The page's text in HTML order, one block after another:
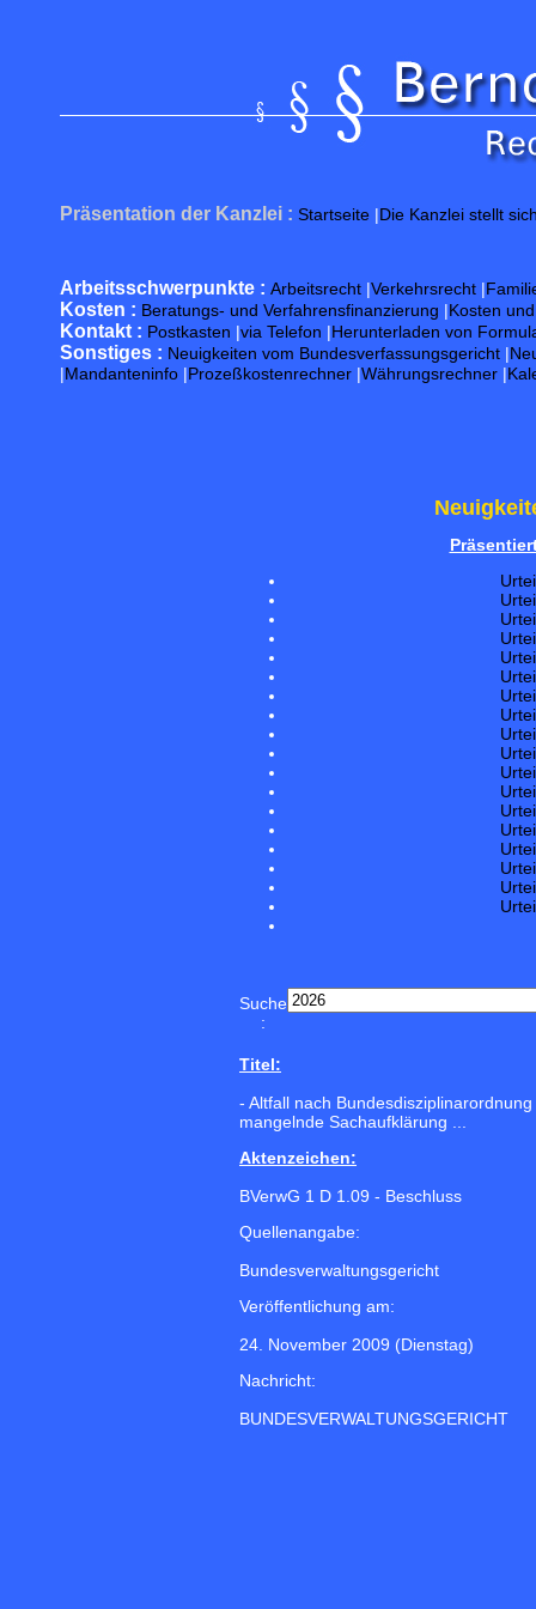
Präsentation der Kanzlei : Startseite |Die Kanzlei stellt
Arbeitsschwerpunkte : Arbeitsrecht |Verkehrsrecht |
Kosten : Beratungs- und Verfahrensfinanzierung |Kosten
Kontakt : Postkasten |via Telefon |Herunterladen von
Sonstiges : Neuigkeiten vom Bundesverfassungsgericht |
|Mandanteninfo |Prozeßkostenrechner |Währungsrechner |
Suche
:
Titel:
- Altfall nach
mangelnde Sachaufklärung ...
Aktenzeichen:
BVerwG 1 D 1.09 - Beschluss
Quellenangabe:
Bundesverwaltungsgericht
Veröffentlichung am:
24. November 2009 (Dienstag)
Nachricht:
BUNDESVERWALTUNGSGERICHT